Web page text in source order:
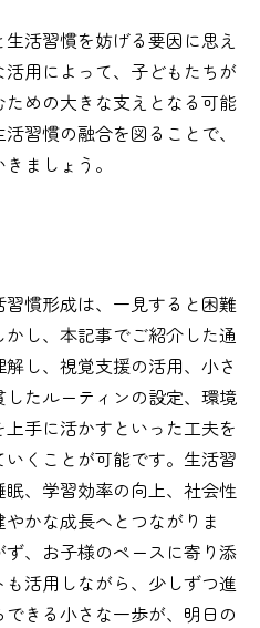
活習慣を妨げる要因に思え
用によって、子どもたちが
めの大きな支えとなる可能
習慣の融合を図ることで、
ましょう。
慣形成は、一見すると困難
し、本記事でご紹介した通
し、視覚支援の活用、小さ
たルーティンの設定、環境
手に活かすといった工夫を
くことが可能です。生活習
、学習効率の向上、社会性
かな成長へとつながりま
、お子様のペースに寄り添
活用しながら、少しずつ進
きる小さな一歩が、明日の